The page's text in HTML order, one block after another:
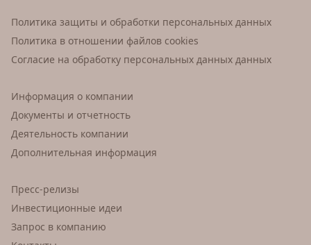
Политика защиты и обработки персональных данных
Политика в отношении файлов cookies
Согласие на обработку персональных данных данных
Информация о компании
Документы и отчетность
Деятельность компании
Дополнительная информация
Пресс-релизы
Инвестиционные идеи
Запрос в компанию